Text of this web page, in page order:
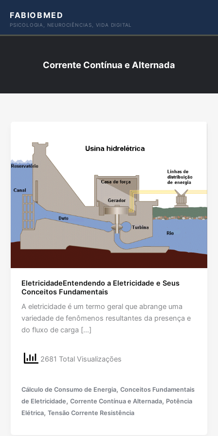
paraFABIOBMED
PSICOLOGIA, NEUROCIÊNCIAS, VIDA DIGITAL
Corrente Contínua e Alternada
EletricidadeEntendendo a Eletricidade e Seus
Conceitos Fundamentais
A eletricidade é um termo geral que abrange uma
variedade de fenômenos resultantes da presença e
do fluxo de carga […]
2681 Total Visualizações
Cálculo de Consumo de Energia,Conceitos Fundamentais
de Eletricidade,Corrente Contínua e Alternada, Potência
Elétrica,Tensão Corrente Resistência